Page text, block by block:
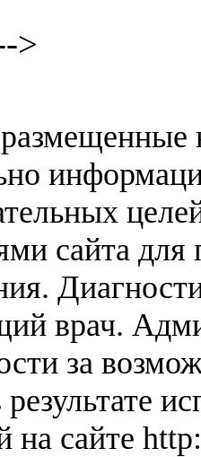
>
сайта
врач.
за
на сайте